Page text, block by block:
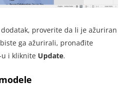
proverite da li je ažuriran
ga ažurirali, pronađite
u i kliknite Update.